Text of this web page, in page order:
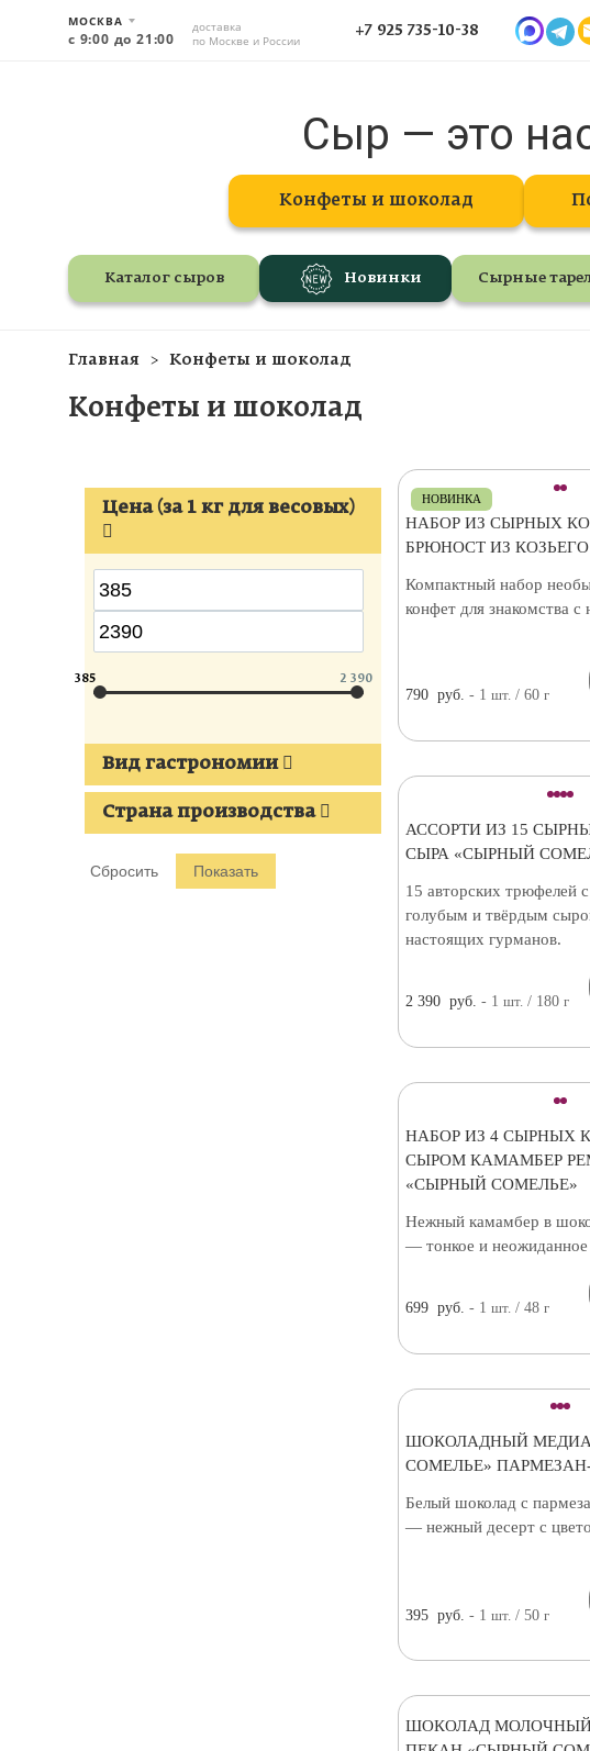
МОСКВА
с 9:00 до 21:00
доставка
по Москве и России
+7 925 735-10-38
Сыр — это
Конфеты и шоколад
Каталог сыров Новинки Сырные
Главная Конфеты и шоколад
Конфеты и шоколад
Цена (за 1 кг для весовых)
385 2 390
Вид гастрономии
Страна производства
НОВИНКА
НАБОР ИЗ СЫРНЫХ
БРЮНОСТ ИЗ
Компактный набор
конфет для знакомства
790 руб. - 1 шт./ 60 г
АССОРТИ ИЗ 15
СЫРА «СЫРНЫЙ
15 авторских трюфелей
голубым и твёрдым
настоящих гурманов.
2 390 руб. - 1 шт./ 180 г
НАБОР ИЗ 4 СЫРНЫХ
СЫРОМ КАМАМБЕР
«СЫРНЫЙ СОМЕЛЬЕ»
Нежный камамбер в
— тонкое и неожиданное
699 руб. - 1 шт./ 48 г
ШОКОЛАДНЫЙ
СОМЕЛЬЕ»
Белый шоколад с
— нежный десерт с
395 руб. - 1 шт. / 50 г
ШОКОЛАД